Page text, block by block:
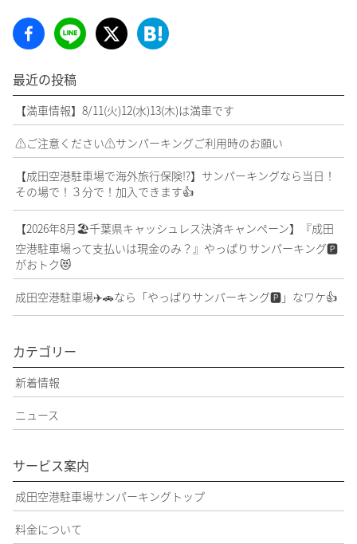
最近の投稿
【満車情報】8/11(火)12(水)13(木)は満車です
⚠️ご注意ください⚠️サンパーキングご利用時のお願い
【成田空港駐車場で海外旅行保険⁉️】サンパーキングなら当日！
その場で！３分で！加入できます👍
【2026年8月🏖️千葉県キャッシュレス決済キャンペーン】『成田
空港駐車場って支払いは現金のみ？』やっぱりサンパーキング🅿️
がおトク😻
成田空港駐車場✈️🚗なら「やっぱりサンパーキング🅿️」なワケ👍
カテゴリー
新着情報
ニュース
サービス案内
成田空港駐車場サンパーキングトップ
料金について